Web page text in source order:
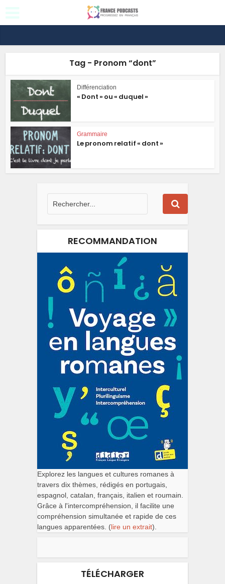
Tag - Pronom “dont”
Différenciation
« Dont » ou « duquel »
Grammaire
Le pronom relatif « dont »
RECOMMANDATION
Explorez les langues et cultures romanes à
travers dix thèmes, rédigés en portugais,
espagnol, catalan, français, italien et roumain.
Grâce à l'intercompréhension, il facilite une
compréhension simultanée et rapide de ces
langues apparentées. (lire un extrait).
TÉLÉCHARGER